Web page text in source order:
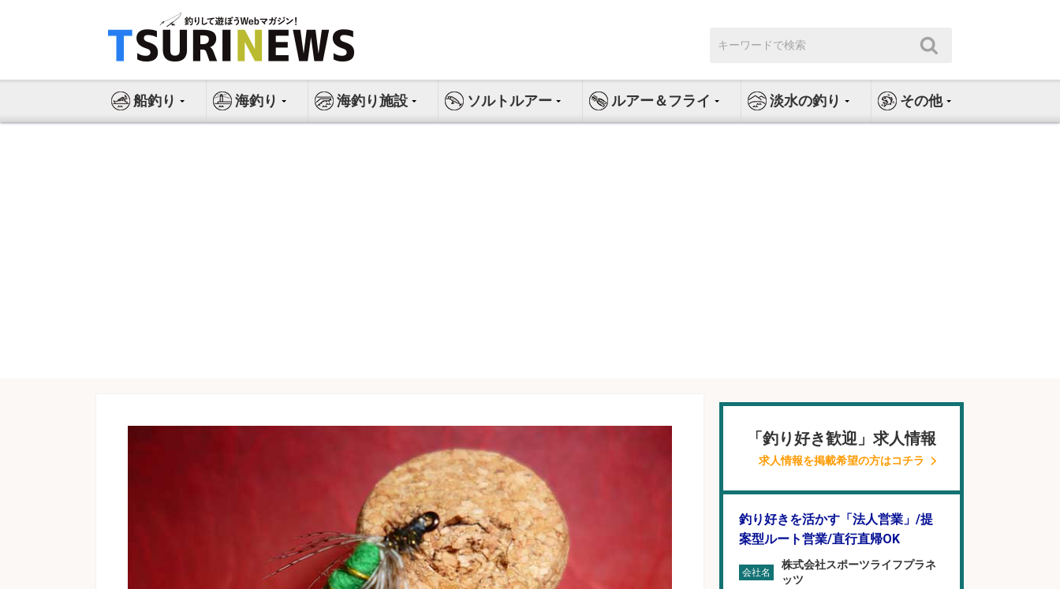
ス
索:
船釣り 海釣り 海釣り施設 ソルトルアー ルアー＆フライ 淡水の釣り その他
「釣り好き歓迎」求人情報
求人情報を掲載希望の方はコチラ
釣り好きを活かす「法人営業」/提
案型ルート営業/直行直帰OK
会社名
株式会社スポーツライフプラネ
ッツ